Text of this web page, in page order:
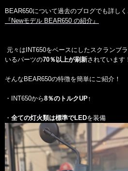
BEAR650について過去のブログでも詳し
『Newモデル BEAR650 の紹介』
元々はINT650をベースにしたスクランブ
いるパーツの70％以上が刷新されています
そんなBEAR650の特徴を簡単にご紹介！
・INT650から8％のトルクUP↑
・ 全ての灯火類は標準でLEDを装備